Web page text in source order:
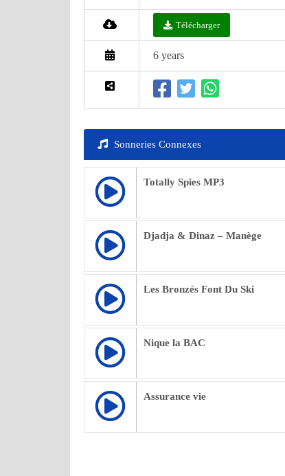
Télécharger
6 years
Sonneries Connexes
Totally Spies MP3
Djadja & Dinaz – Manège
Les Bronzés Font Du Ski
Nique la BAC
Assurance vie